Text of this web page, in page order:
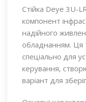
Стійка Deye 3U-
компонент
надійного
обладнанням. Ця
спеціально для
керування,
варіант для